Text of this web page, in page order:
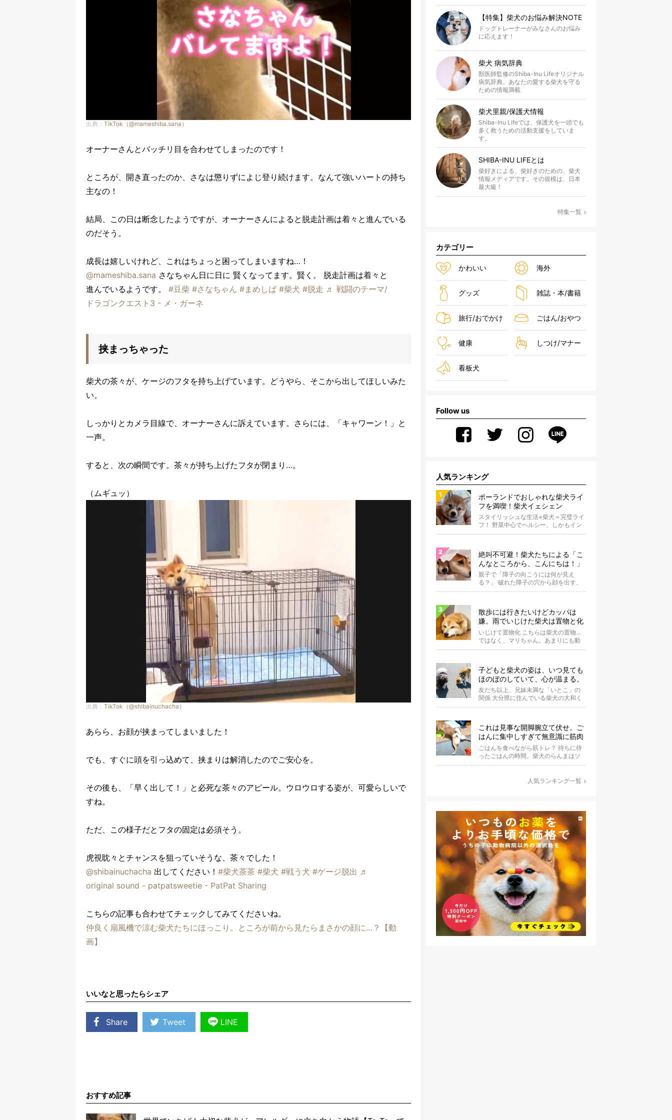
出典： TikTok（@mameshiba.sana）
オーナーさんとバッチリ目を合わせてしまったのです！
ところが、開き直ったのか、さなは懲りずによじ登り続けます。なんて強いハートの持ち
主なの！
結局、この日は断念したようですが、オーナーさんによると脱走計画は着々と進んでいる
のだそう。
成長は嬉しいけれど、これはちょっと困ってしまいますね…！
@mameshiba.sana さなちゃん日に日に 賢くなってます。賢く。 脱走計画は着々と
進んでいるようです。 #豆柴 #さなちゃん #まめしば #柴犬 #脱走 ♬ 戦闘のテーマ/
ドラゴンクエスト3 - メ・ガーネ
挟まっちゃった
柴犬の茶々が、ケージのフタを持ち上げています。どうやら、そこから出してほしいみた
い。
しっかりとカメラ目線で、オーナーさんに訴えています。さらには、「キャワーン！」と
一声。
すると、次の瞬間です。茶々が持ち上げたフタが閉まり…。
（ムギュッ）
出典： TikTok（@shibainuchacha）
あらら、お顔が挟まってしまいました！
でも、すぐに頭を引っ込めて、挟まりは解消したのでご安心を。
その後も、「早く出して！」と必死な茶々のアピール。ウロウロする姿が、可愛らしいで
すね。
ただ、この様子だとフタの固定は必須そう。
虎視眈々とチャンスを狙っていそうな、茶々でした！
@shibainuchacha 出してください！ #柴犬茶茶 #柴犬 #戦う犬 #ゲージ脱出 ♬
original sound - patpatsweetie - PatPat Sharing
こちらの記事も合わせてチェックしてみてくださいね。
仲良く扇風機で涼む柴犬たちにほっこり。ところが前から見たらまさかの顔に…？【動
画】
いいなと思ったらシェア
Share Tweet LINE
おすすめ記事
【特集】柴犬のお悩み解決NOTE
ドッグトレーナーがみなさんのお悩み
に応えます！
柴犬 病気辞典
獣医師監修のShiba-Inu Lifeオリジナル
病気辞典。あなたの愛する柴犬を守る
ための情報満載
柴犬里親/保護犬情報
Shiba-Inu Lifeでは、保護犬を一頭でも
多く救うための活動支援をしていま
す。
SHIBA-INU LIFEとは
柴好きによる、柴好きのための、柴犬
情報メディアです。その規模は、日本
最大級！
特集一覧
カテゴリー
かわいい 海外
グッズ 雑誌・本/書籍
旅行/おでかけ ごはん/おやつ
健康 しつけ/マナー
看板犬
Follow us
人気ランキング
ポーランドでおしゃれな柴犬ライ
フを満喫！柴犬イェシェン
スタイリッシュな生活×柴犬＝完璧ライ
フ！ 野菜中心でヘルシー、しかもイン
スタ映えするお料理を投稿しているア
絶叫不可避！柴犬たちによる「こ
んなところから、こんにちは！」
親子で「障子の向こうには何が見え
る？」 破れた障子の穴から顔を出す、
柴犬のこばんちゃん・たまるちゃん親
散歩には行きたいけどカッパは
嫌。雨でいじけた柴犬は置物と化
してしまうのだった【動画】
いじけて置物化 こちらは柴犬の置物…
ではなく、マリちゃん。あまりにも動
かないので間違えそうになりますが、
子どもと柴犬の姿は、いつ見ても
ほのぼのしていて、心が温まる。
友だち以上、兄妹未満な「いとこ」の
関係 大分県に住んでいる柴犬の大和く
ん。Instagramにたびたび登場する...
これは見事な開脚腕立て伏せ。ご
はんに集中しすぎて無意識に筋肉
を喜ばせている柴犬にじわる【動
画】
ごはんを食べながら筋トレ？ 待ちに待
ったごはんの時間。柴犬のらんまはソ
ワソワと落ち着かず、歩き回っていま
人気ランキング一覧